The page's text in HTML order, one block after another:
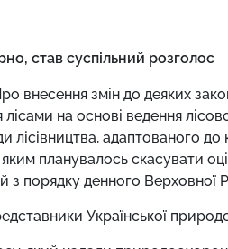
став суспільний розголос
внесення змін до деяких
на основі ведення
адаптованого до
яким планувалось скасувати
з порядку денного Верховної
Української